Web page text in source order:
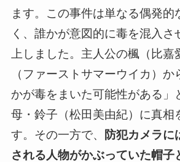
ます。この事件は単なる偶発的
く、誰かが意図的に毒を混入さ
上しました。主人公の楓（比
（ファーストサマーウイカ）
かが毒をまいた可能性がある」
母・鈴子（松田美由紀）に真相
す。その一方で、
防犯カメラに
される人物がかぶっていた帽子